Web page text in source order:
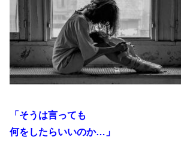
「そうは言っても
何をしたらいいのか…」